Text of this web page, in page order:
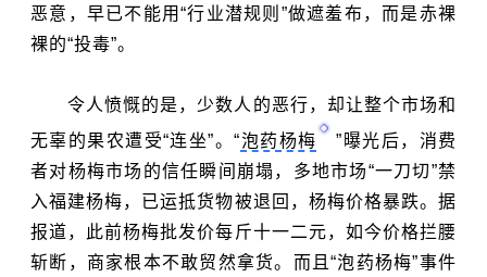
恶意，早已不能用“行业潜规则”做遮羞布，而是赤裸
裸的“投毒”。
令人愤慨的是，少数人的恶行，却让整个市场和
无辜的果农遭受“连坐”。“泡药杨梅
”曝光后，消费
者对杨梅市场的信任瞬间崩塌，多地市场“一刀切”禁
入福建杨梅，已运抵货物被退回，杨梅价格暴跌。据
报道，此前杨梅批发价每斤十一二元，如今价格拦腰
斩断，商家根本不敢贸然拿货。而且“泡药杨梅”事件